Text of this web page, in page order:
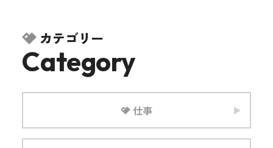
カテゴリー
Category
仕事